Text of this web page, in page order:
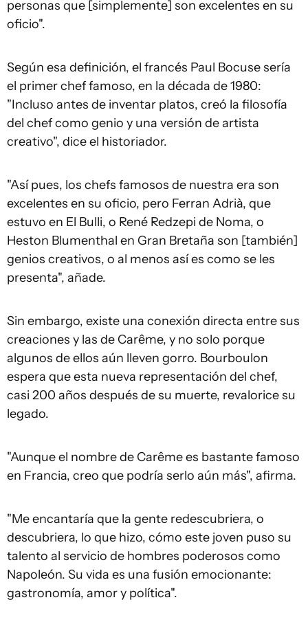
personas que [simplemente] son ​​excelentes en su
oficio".
Según esa definición, el francés Paul Bocuse sería
el primer chef famoso, en la década de 1980:
"Incluso antes de inventar platos, creó la filosofía
del chef como genio y una versión de artista
creativo", dice el historiador.
"Así pues, los chefs famosos de nuestra era son
excelentes en su oficio, pero Ferran Adrià, que
estuvo en El Bulli, o René Redzepi de Noma, o
Heston Blumenthal en Gran Bretaña son [también]
genios creativos, o al menos así es como se les
presenta", añade.
Sin embargo, existe una conexión directa entre sus
creaciones y las de Carême, y no solo porque
algunos de ellos aún lleven gorro. Bourboulon
espera que esta nueva representación del chef,
casi 200 años después de su muerte, revalorice su
legado.
"Aunque el nombre de Carême es bastante famoso
en Francia, creo que podría serlo aún más", afirma.
"Me encantaría que la gente redescubriera, o
descubriera, lo que hizo, cómo este joven puso su
talento al servicio de hombres poderosos como
Napoleón. Su vida es una fusión emocionante:
gastronomía, amor y política".